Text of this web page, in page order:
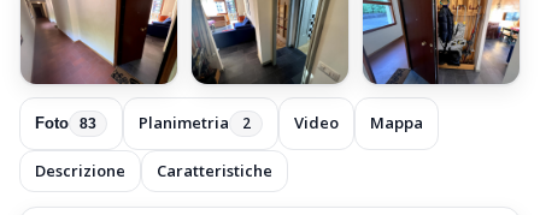
+77 foto
Foto 83 Planimetria 2 Video Mappa
Descrizione Caratteristiche